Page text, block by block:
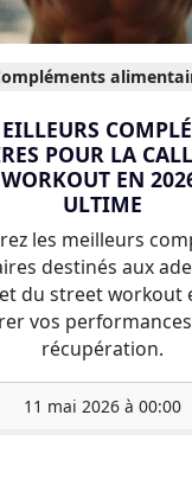
POUR LA
WORKOUT EN
ULTIME
les meilleurs
destinés aux
du street workout
vos
récupération.
11 mai 2026 à 00:00